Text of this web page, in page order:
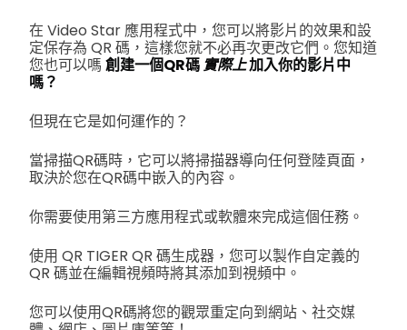
在 Video Star 應用程式中，您可以將影片的效果和設
定保存為 QR 碼，這樣您就不必再次更改它們。您知道
您也可以嗎 創建一個QR碼實際上加入你的影片中
嗎？
但現在它是如何運作的？
當掃描QR碼時，它可以將掃描器導向任何登陸頁面，
取決於您在QR碼中嵌入的內容。
你需要使用第三方應用程式或軟體來完成這個任務。
使用 QR TIGER QR 碼生成器，您可以製作自定義的
QR 碼並在編輯視頻時將其添加到視頻中。
您可以使用QR碼將您的觀眾重定向到網站、社交媒